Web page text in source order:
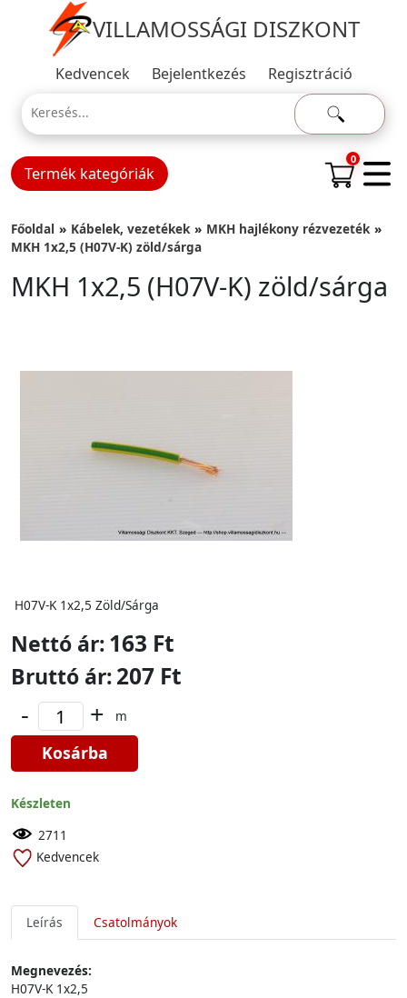
VILLAMOSSÁGI DISZKONT
Kedvencek Bejelentkezés Regisztráció
Termék kategóriák
0
Főoldal Kábelek, vezetékek
MKH hajlékony rézvezeték
MKH 1x2,5 (H07V-K) zöld/sárga
MKH 1x2,5 (H07V-K) zöld/sárga
H07V-K 1x2,5 Zöld/Sárga
Nettó ár:163 Ft
Bruttó ár:207 Ft
- + m
Kosárba
Készleten
2711
Kedvencek
Leírás Csatolmányok
Megnevezés:
H07V-K 1x2,5